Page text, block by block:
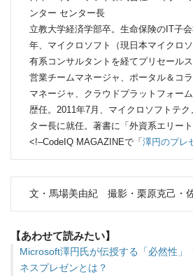
ンター センター長
立教大学経済学部卒。生命保険のIT子
年、マイクロソフト（現日本マイクロ
有系コンサルタントを経てプリセール
営業チームマネージャ、ポータル＆コ
マネージャ、クラウドプラットフォー
歴任。2011年7月、マイクロソフトテ
ター長に就任。著書に「外資系エリー
<!–CodeIQ MAGAZINEで「 澤円のプレ
文・馬場美由紀 撮影・栗原克己・
【あわせて読みたい】
Microsoft澤円氏が伝授する「必然性」
ネスプレゼンとは？